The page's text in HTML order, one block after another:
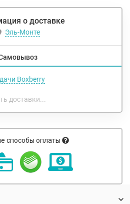
о доставке
Эль-Монте
Boxberry
доставки...
способы оплаты